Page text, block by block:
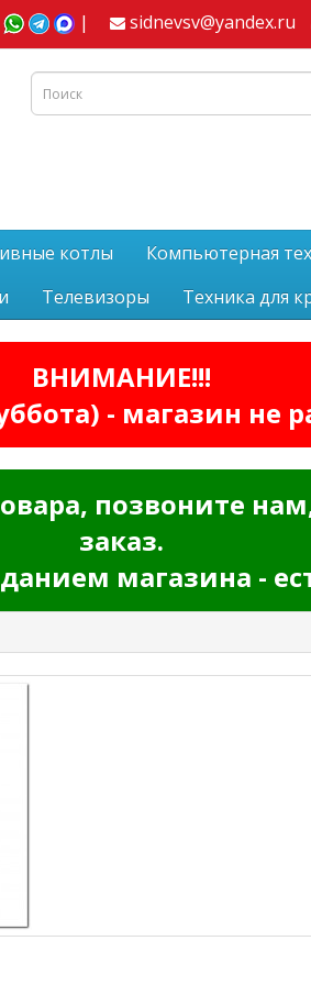
| sidnevsv@yandex.ru
котлы Компьютерная
Телевизоры Техника для
ВНИМАНИЕ!!!
- магазин не
позвоните
заказ.
магазина -